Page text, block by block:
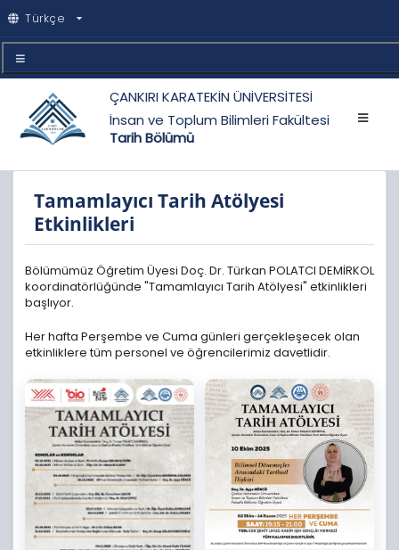
Türkçe
ÇANKIRI KARATEKİN ÜNİVERSİTESİ
İnsan ve Toplum Bilimleri Fakültesi
Tarih Bölümü
Tamamlayıcı Tarih Atölyesi
Etkinlikleri
Bölümümüz Öğretim Üyesi Doç. Dr. Türkan POLATCI DEMİRKOL
koordinatörlüğünde "Tamamlayıcı Tarih Atölyesi" etkinlikleri
başlıyor.
Her hafta Perşembe ve Cuma günleri gerçekleşecek olan
etkinliklere tüm personel ve öğrencilerimiz davetlidir.